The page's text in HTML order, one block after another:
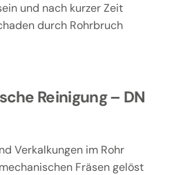
und nach kurzer Zeit
durch Rohrbruch
Reinigung – DN
Verkalkungen im Rohr
Fräsen gelöst